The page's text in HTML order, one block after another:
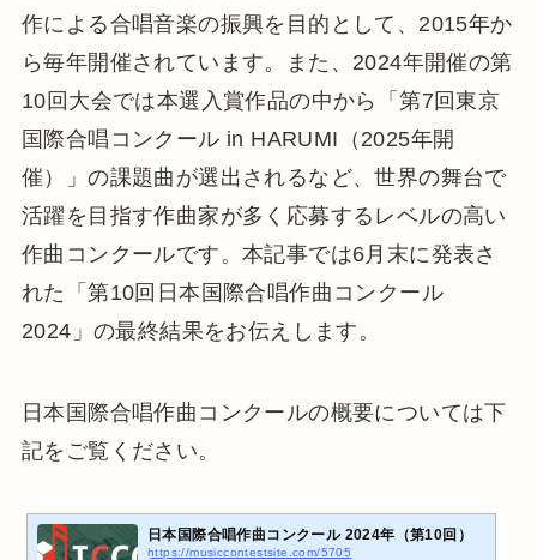
作による合唱音楽の振興を目的として、2015年か
ら毎年開催されています。また、2024年開催の第
10回大会では本選入賞作品の中から「第7回東京
国際合唱コンクール in HARUMI（2025年開
催）」の課題曲が選出されるなど、世界の舞台で
活躍を目指す作曲家が多く応募するレベルの高い
作曲コンクールです。本記事では6月末に発表さ
れた「第10回日本国際合唱作曲コンクール
2024」の最終結果をお伝えします。
日本国際合唱作曲コンクールの概要については下
記をご覧ください。
日本国際合唱作曲コンクール 2024年（第10回）
https://musiccontestsite.com/5705